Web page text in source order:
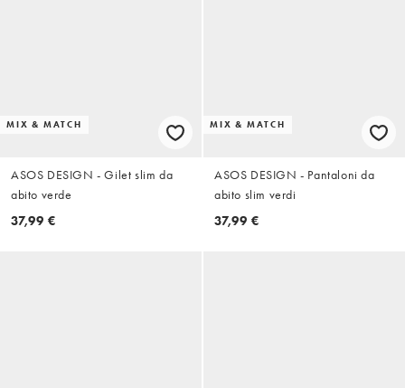
MIX & MATCH
ASOS DESIGN - Gilet slim da
abito verde
37,99 €
MIX & MATCH
ASOS DESIGN - Pantaloni da
abito slim verdi
37,99 €